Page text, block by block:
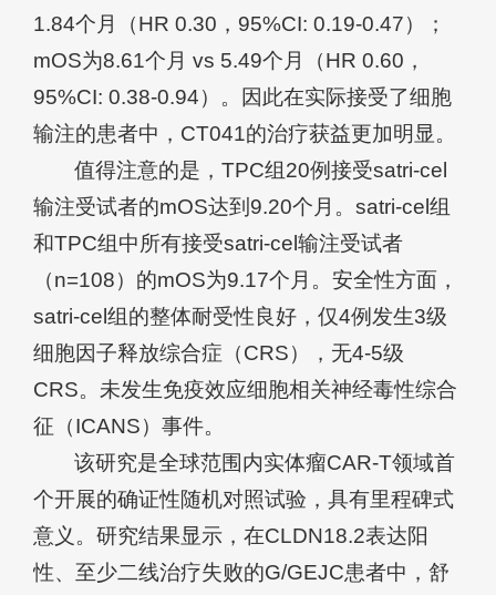
1.84个月（HR 0.30，95%CI: 0.19-0.47）；
mOS为8.61个月 vs 5.49个月（HR 0.60，
95%CI: 0.38-0.94）。因此在实际接受了细胞
输注的患者中，CT041的治疗获益更加明显。
值得注意的是，TPC组20例接受satri-cel
输注受试者的mOS达到9.20个月。satri-cel组
和TPC组中所有接受satri-cel输注受试者
（n=108）的mOS为9.17个月。安全性方面，
satri-cel组的整体耐受性良好，仅4例发生3级
细胞因子释放综合症（CRS），无4-5级
CRS。未发生免疫效应细胞相关神经毒性综合
征（ICANS）事件。
该研究是全球范围内实体瘤CAR-T领域首
个开展的确证性随机对照试验，具有里程碑式
意义。研究结果显示，在CLDN18.2表达阳
性、至少二线治疗失败的G/GEJC患者中，舒